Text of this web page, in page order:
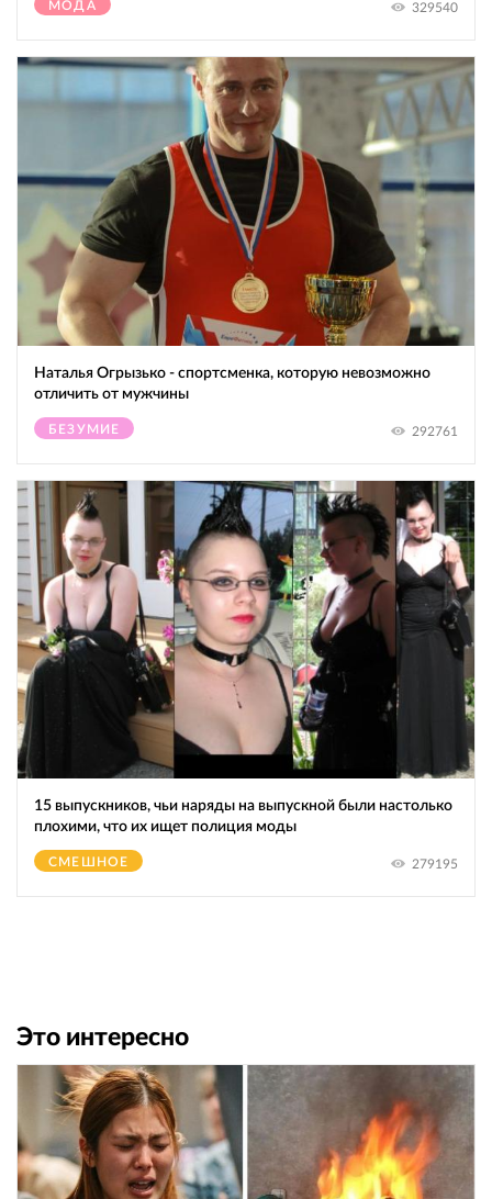
МОДА 329540
Наталья Огрызько - спортсменка, которую невозможно
отличить от мужчины
БЕЗУМИЕ 292761
15 выпускников, чьи наряды на выпускной были настолько
плохими, что их ищет полиция моды
СМЕШНОЕ 279195
Это интересно